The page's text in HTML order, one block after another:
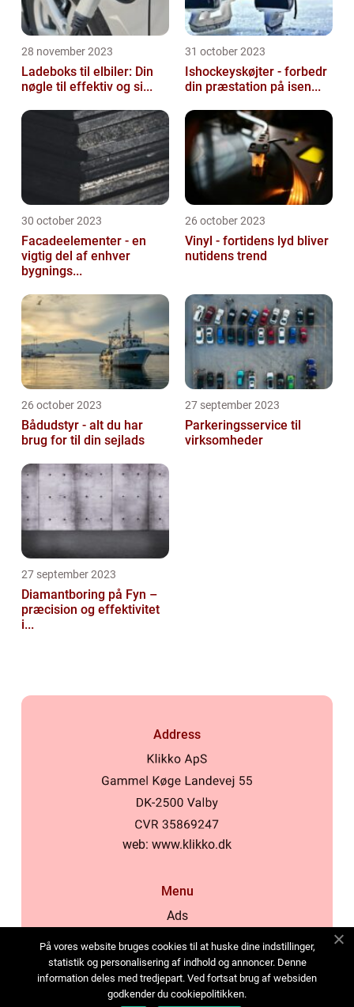
28 november 2023
Ladeboks til elbiler: Din
nøgle til effektiv og si...
31 october 2023
Ishockeyskøjter - forbedr
din præstation på isen...
30 october 2023
Facadeelementer - en
vigtig del af enhver
bygnings...
26 october 2023
Vinyl - fortidens lyd bliver
nutidens trend
26 october 2023
Bådudstyr - alt du har
brug for til din sejlads
27 september 2023
Parkeringsservice til
virksomheder
27 september 2023
Diamantboring på Fyn –
præcision og effektivitet
i...
Address
web: www.klikko.dk
Menu
Ads
Cookies
Contact
Sitemap
På vores website bruges cookies til at huske dine indstillinger,
statistik og personalisering af indhold og annoncer. Denne
information deles med tredjepart. Ved fortsat brug af websiden
godkender du cookiepolitikken.